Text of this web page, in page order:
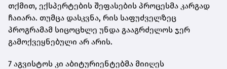
თქმით, ექსპერტების შეფასების პროცესმა კარგად
ჩაიარა. თუმცა დასკვნა, რის საფუძველზეც
პროგრამამ სიცოცხლე უნდა გააგრძელოს ჯერ
გამოქვეყნებული არ არის.
7 აგვისტოს კი აბიტურიენტებმა მიიღეს